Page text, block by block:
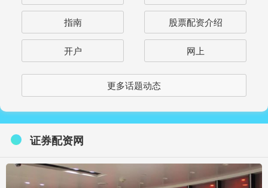
指南 股票配资介绍
开户 网上
更多话题动态
证券配资网